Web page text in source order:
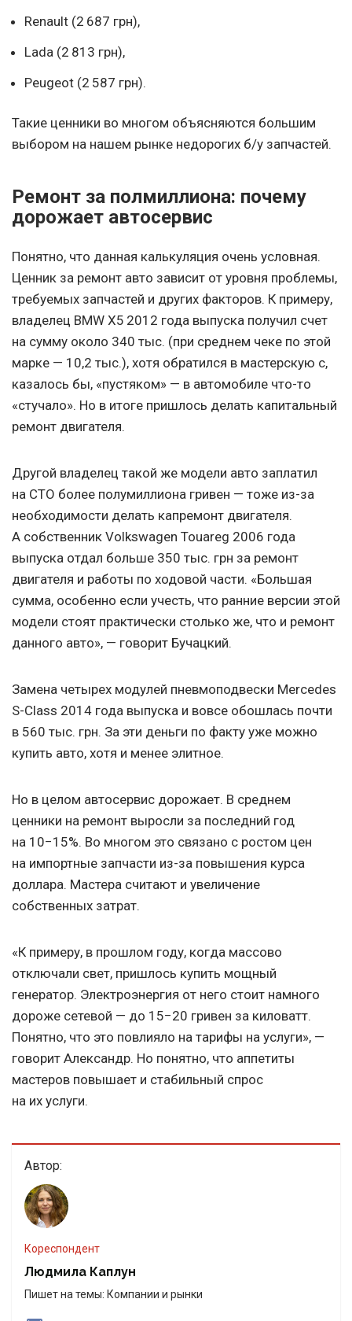
Renault (2 687 грн),
Lada (2 813 грн),
Peugeot (2 587 грн).
Такие ценники во многом объясняются большим
выбором на нашем рынке недорогих б/у запчастей.
Ремонт за полмиллиона: почему
дорожает автосервис
Понятно, что данная калькуляция очень условная.
Ценник за ремонт авто зависит от уровня проблемы,
требуемых запчастей и других факторов. К примеру,
владелец BMW X5 2012 года выпуска получил счет
на сумму около 340 тыс. (при среднем чеке по этой
марке — 10,2 тыс.), хотя обратился в мастерскую с,
казалось бы, «пустяком» — в автомобиле что-то
«стучало». Но в итоге пришлось делать капитальный
ремонт двигателя.
Другой владелец такой же модели авто заплатил
на СТО более полумиллиона гривен — тоже из-за
необходимости делать капремонт двигателя.
А собственник Volkswagen Touareg 2006 года
выпуска отдал больше 350 тыс. грн за ремонт
двигателя и работы по ходовой части. «Большая
сумма, особенно если учесть, что ранние версии этой
модели стоят практически столько же, что и ремонт
данного авто», — говорит Бучацкий.
Замена четырех модулей пневмоподвески Mercedes
S-Class 2014 года выпуска и вовсе обошлась почти
в 560 тыс. грн. За эти деньги по факту уже можно
купить авто, хотя и менее элитное.
Но в целом автосервис дорожает. В среднем
ценники на ремонт выросли за последний год
на 10−15%. Во многом это связано с ростом цен
на импортные запчасти из-за повышения курса
доллара. Мастера считают и увеличение
собственных затрат.
«К примеру, в прошлом году, когда массово
отключали свет, пришлось купить мощный
генератор. Электроэнергия от него стоит намного
дороже сетевой — до 15−20 гривен за киловатт.
Понятно, что это повлияло на тарифы на услуги», —
говорит Александр. Но понятно, что аппетиты
мастеров повышает и стабильный спрос
на их услуги.
Автор:
Кореспондент
Людмила Каплун
Пишет на темы: Компании и рынки